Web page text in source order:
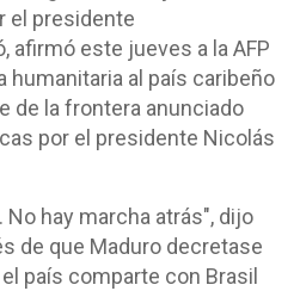
el presidente
afirmó este jueves a la AFP
humanitaria al país caribeño
de la frontera anunciado
por el presidente Nicolás
hay marcha atrás", dijo
de que Maduro decretase
país comparte con Brasil